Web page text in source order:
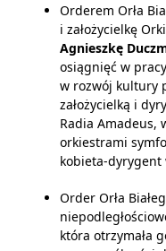
Orderem Orła
i założycielkę
Agnieszkę
osiągnięć w
w rozwój kultury
założycielką i
Radia Amadeus,
orkiestrami
kobieta-dyrygent
Order Orła
która otrzymała